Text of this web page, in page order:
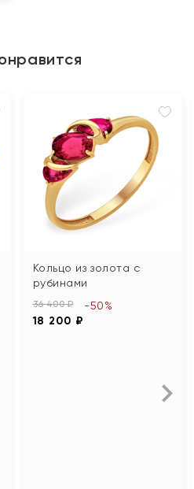
Кольцо из золота с
рубинами
36 400 ₽
18 200 ₽
-50%